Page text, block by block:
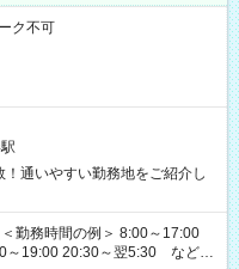
ク不可
通いやすい勤務地をご紹介し
勤務時間の例＞ 8:00～17:00
～19:00 20:30～翌5:30 など ★